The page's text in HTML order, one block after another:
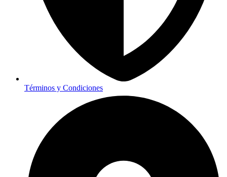
Términos y Condiciones